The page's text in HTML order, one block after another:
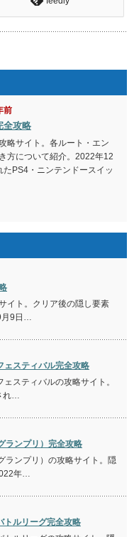
前
全攻略
略サイト。各ルート・エン
方について紹介。2022年12
たPS4・ニンテンドースイッ
イト。クリア後の隠し要素
月9日…
ェスティバル完全攻略
スティバルの攻略サイト。
れ…
ランプリ）完全攻略
ランプリ）の攻略サイト。隠
年…
トルリーグ完全攻略